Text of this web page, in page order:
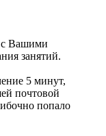
с Вашими
занятий.
5 минут,
почтовой
попало